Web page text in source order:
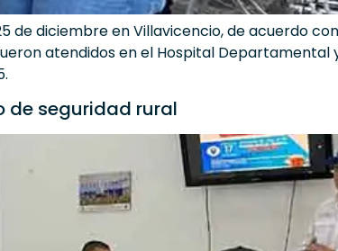
de diciembre en Villavicencio, de acuerdo
atendidos en el Hospital Departamental
de seguridad rural